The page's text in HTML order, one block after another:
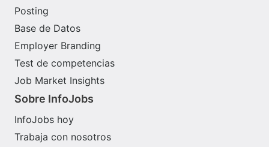
Posting
Base de Datos
Employer Branding
Test de competencias
Job Market Insights
Sobre InfoJobs
InfoJobs hoy
Trabaja con nosotros